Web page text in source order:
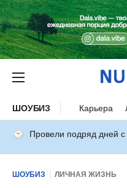
ШОУБИЗ Карьера
Провели подряд дней
ШОУБИЗ ЛИЧНАЯ ЖИЗНЬ